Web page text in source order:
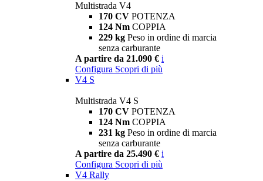
Multistrada V4
170 CV POTENZA
124 Nm COPPIA
229 kg Peso in ordine di marcia
senza carburante
A partire da 21.090 € i
Configura Scopri di più
V4 S
Multistrada V4 S
170 CV POTENZA
124 Nm COPPIA
231 kg Peso in ordine di marcia
senza carburante
A partire da 25.490 € i
Configura Scopri di più
V4 Rally